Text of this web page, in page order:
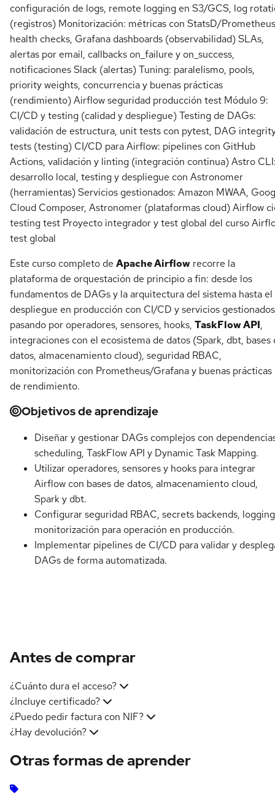
configuración de logs, remote logging en S3/GCS, log
(registros) Monitorización: métricas con StatsD/
health checks, Grafana dashboards (observabilidad) SLAs,
alertas por email, callbacks on_failure y on_success,
notificaciones Slack (alertas) Tuning: paralelismo, pools,
priority weights, concurrencia y buenas prácticas
(rendimiento) Airflow seguridad producción test Módulo 9:
CI/CD y testing (calidad y despliegue) Testing de DAGs:
validación de estructura, unit tests con pytest, DAG
tests (testing) CI/CD para Airflow: pipelines con GitHub
Actions, validación y linting (integración continua) Astro
desarrollo local, testing y despliegue con Astronomer
(herramientas) Servicios gestionados: Amazon MWAA,
Cloud Composer, Astronomer (plataformas cloud) Airflow
testing test Proyecto integrador y test global del curso
test global
Este curso completo de Apache Airflow recorre la
plataforma de orquestación de principio a fin: desde los
fundamentos de DAGs y la arquitectura del sistema hasta el
despliegue en producción con CI/CD y servicios
pasando por operadores, sensores, hooks, TaskFlow API,
integraciones con el ecosistema de datos (Spark, dbt, bases
datos, almacenamiento cloud), seguridad RBAC,
monitorización con Prometheus/Grafana y buenas prácticas
de rendimiento.
Objetivos de aprendizaje
Diseñar y gestionar DAGs complejos con
scheduling, TaskFlow API y Dynamic Task Mapping.
Utilizar operadores, sensores y hooks para integrar
Airflow con bases de datos, almacenamiento cloud,
Spark y dbt.
Configurar seguridad RBAC, secrets backends,
monitorización para operación en producción.
Implementar pipelines de CI/CD para validar y
DAGs de forma automatizada.
Antes de comprar
¿Cuánto dura el acceso?
¿Incluye certificado?
¿Puedo pedir factura con NIF?
¿Hay devolución?
Otras formas de aprender